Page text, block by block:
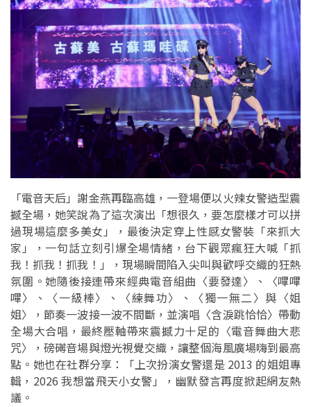
「電音天后」謝金燕再臨高雄，一登場便以火辣女警造型震
撼全場，她笑說為了這次演出「想很久，要怎麼樣才可以拼
過現場這麼多美女」，最後決定穿上性感女警裝「來抓大
家」，一句話立刻引爆全場情緒，台下觀眾瘋狂大喊「抓
我！抓我！抓我！」，現場瞬間陷入尖叫與歡呼交織的狂熱
氛圍。她隨後接連帶來經典電音組曲〈要發達〉、〈嗶嗶
嗶〉、〈一級棒〉、〈練舞功〉、〈獨一無二〉與〈姐
姐〉，節奏一波接一波不間斷，並演唱〈含淚跳恰恰〉帶動
全場大合唱，最終壓軸帶來震撼力十足的〈電音舞曲大悲
咒〉，磅礡音場與燈光視覺交織，讓整個海風廣場嗨到最高
點。她也在社群分享：「上次扮演女警還是 2013 的姐姐專
輯，2026 我想當飛天小女警」，幽默發言再度掀起網友熱
議。